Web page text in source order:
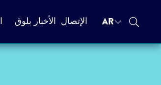
الأخبار بلوق الإتصال AR